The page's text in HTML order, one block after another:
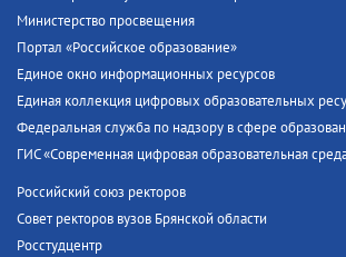
Министерство просвещения
Портал «Российское образование»
Единое окно информационных ресурсов
Единая коллекция цифровых образовательных
Федеральная служба по надзору в сфере
ГИС «Современная цифровая образовательная
Российский союз ректоров
Совет ректоров вузов Брянской области
Росстудцентр